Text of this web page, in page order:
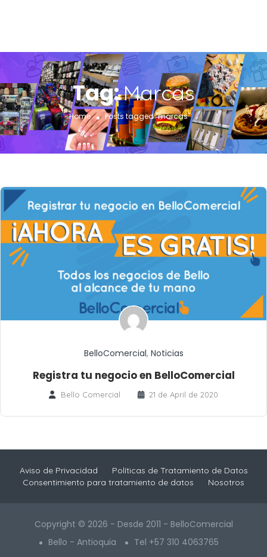
Tag:Marcas
Home Posts tagged "marcas"
BelloComercial, Noticias
Registra tu negocio en BelloComercial
Bello Comercial 21 de April de 2020
Aviso de Privacidad
Políticas de Tratamiento de Datos
Consentimiento para tratamiento de datos
Nosotros
Copyright © 2026 - Desde 2011 - BelloComercial
Bello - Antioquia
Tel +57 310 4063765